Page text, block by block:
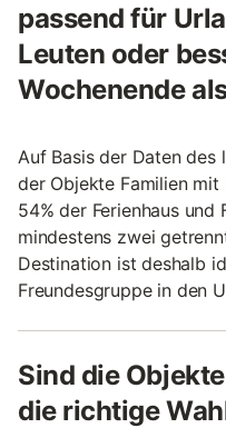
passend für
Leuten oder
Wochenende
Auf Basis der Daten des
der Objekte Familien
54% der Ferienhaus und
mindestens zwei
Destination ist deshalb
Freundesgruppe in den
Sind die
die richtige